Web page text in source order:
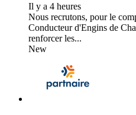
Il y a 4 heures
Nous recrutons, pour le
Conducteur d'Engins de
renforcer les...
New